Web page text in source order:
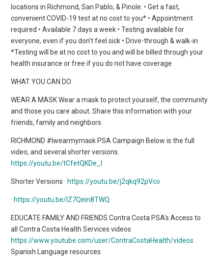
locations in Richmond, San Pablo, & Pinole. • Get a fast,
convenient COVID-19 test at no cost to you* • Appointment
required • Available 7 days a week • Testing available for
everyone, even if you don’t feel sick • Drive-through & walk-in
*Testing will be at no cost to you and will be billed through your
health insurance or free if you do not have coverage
WHAT YOU CAN DO
WEAR A MASK Wear a mask to protect yourself, the community
and those you care about. Share this information with your
friends, family and neighbors.
RICHMOND #Iwearmymask PSA Campaign Below is the full
video, and several shorter versions.
https://youtu.be/tCfetQKDe_I
Shorter Versions · https://youtu.be/j2qkq92pVco
· https://youtu.be/lZ7Qein8TWQ
EDUCATE FAMILY AND FRIENDS Contra Costa PSA’s Access to
all Contra Costa Health Services videos
https://www.youtube.com/user/ContraCostaHealth/videos
Spanish Language resources